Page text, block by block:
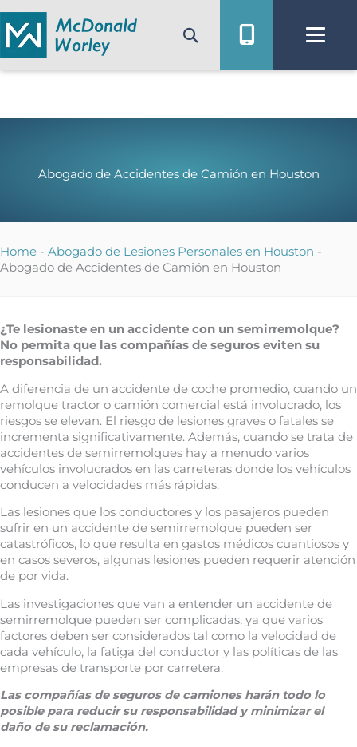
al
contenido
Abogado de Accidentes de Camión en Houston
Home - Abogado de Lesiones Personales en Houston -
Abogado de Accidentes de Camión en Houston
¿Te lesionaste en un accidente con un semirremolque?
No permita que las compañías de seguros eviten su
responsabilidad.
A diferencia de un accidente de coche promedio, cuando un
remolque tractor o camión comercial está involucrado, los
riesgos se elevan. El riesgo de lesiones graves o fatales se
incrementa significativamente. Además, cuando se trata de
accidentes de semirremolques hay a menudo varios
vehículos involucrados en las carreteras donde los vehículos
conducen a velocidades más rápidas.
Las lesiones que los conductores y los pasajeros pueden
sufrir en un accidente de semirremolque pueden ser
catastróficos, lo que resulta en gastos médicos cuantiosos y
en casos severos, algunas lesiones pueden requerir atención
de por vida.
Las investigaciones que van a entender un accidente de
semirremolque pueden ser complicadas, ya que varios
factores deben ser considerados tal como la velocidad de
cada vehículo, la fatiga del conductor y las políticas de las
empresas de transporte por carretera.
Las compañías de seguros de camiones harán todo lo
posible para reducir su responsabilidad y minimizar el
daño de su reclamación.